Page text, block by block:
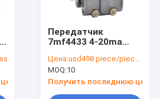
Передатчик
7mf4433 4-20ma
перепада давления
пара газа
жидкостный
Цена:usd498 piece/pieces
MOQ:10
Получить последнюю цену